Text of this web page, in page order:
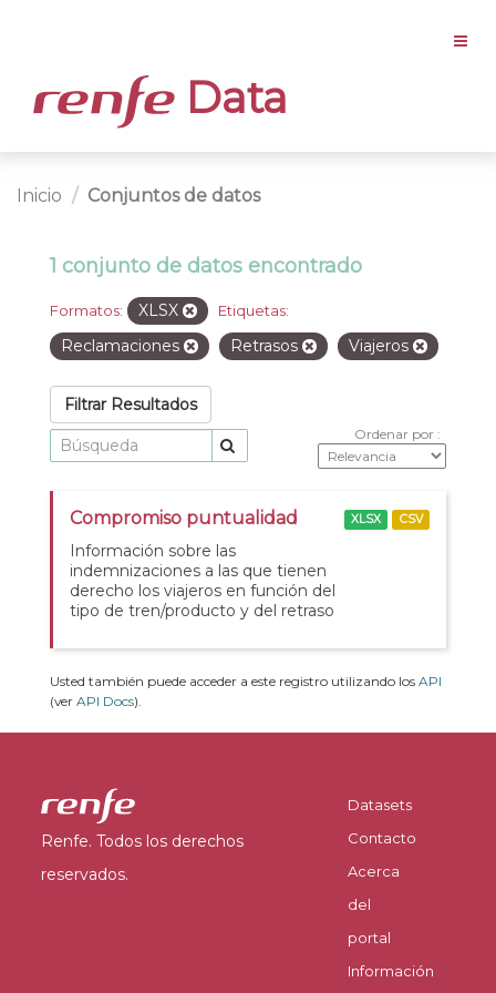
Data
Inicio Conjuntos de datos
1 conjunto de datos encontrado
Formatos: XLSX Etiquetas:
Reclamaciones Retrasos Viajeros
Filtrar Resultados
Ordenar por
Compromiso puntualidad
Información sobre las
indemnizaciones a las que tienen
derecho los viajeros en función del
tipo de tren/producto y del retraso
XLSX CSV
Usted también puede acceder a este registro utilizando los API
(ver API Docs).
Renfe. Todos los derechos
reservados.
Datasets
Contacto
Acerca
del
portal
Información